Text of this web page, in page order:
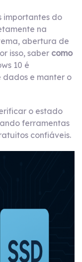
importantes do
na
abertura de
isso, saber como
10 é
e manter o
o estado
ferramentas
confiáveis.